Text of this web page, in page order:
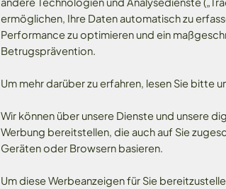
ermöglichen, Ihre Daten automatisch zu
Performance zu optimieren und ein
Betrugsprävention.
Um mehr darüber zu erfahren, lesen Sie bitte
Wir können über unsere Dienste und unsere
Werbung bereitstellen, die auch auf Sie
Geräten oder Browsern basieren.
Um diese Werbeanzeigen für Sie